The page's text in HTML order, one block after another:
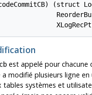
(struct
est appelé pour chacune
modifié plusieurs ligne
tables systèmes et